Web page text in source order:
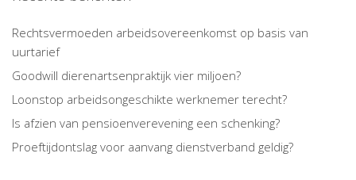
Rechtsvermoeden arbeidsovereenkomst op basis van
uurtarief
Goodwill dierenartsenpraktijk vier miljoen?
Loonstop arbeidsongeschikte werknemer terecht?
Is afzien van pensioenverevening een schenking?
Proeftijdontslag voor aanvang dienstverband geldig?